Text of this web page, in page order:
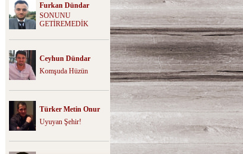
Furkan Dündar
SONUNU
GETİREMEDİK
Ceyhun Dündar
Komşuda Hüzün
Türker Metin Onur
Uyuyan Şehir!